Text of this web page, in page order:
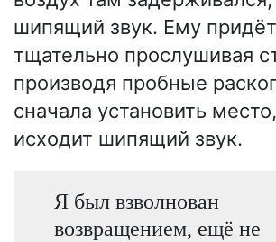
шипящий звук. Ему
тщательно прослушивая
производя пробные
сначала установить
исходит шипящий звук.
Я был взволнован
возвращением, ещё не